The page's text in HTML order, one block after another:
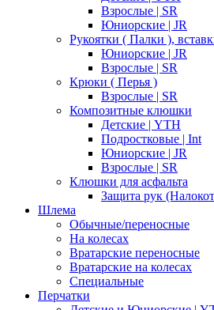
Взрослые | SR
Юниорские | JR
Рукоятки ( Палки ),
Юниорские | JR
Взрослые | SR
Крюки ( Перья )
Взрослые | SR
Композитные клюшки
Детские | YTH
Подростковые | Int
Юниорские | JR
Взрослые | SR
Клюшки для асфальта
Защита рук
Шлема
Обычные/переносные
На колесах
Вратарские переносные
Вратарские на колесах
Специальные
Перчатки